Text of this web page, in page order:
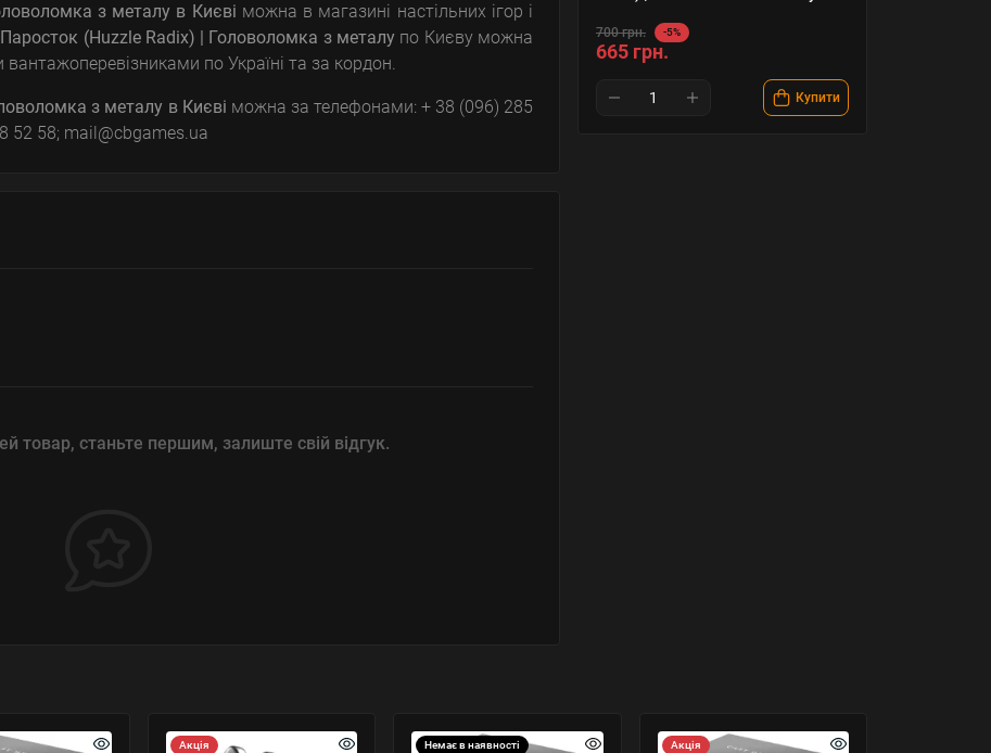
700 грн. -5%
665 грн.
Купити
з металу в Києві можна в магазині настільних ігор і
(Huzzle Radix) | Головоломка з металу по Києву можна
по Україні та за кордон.
з металу в Києві можна за телефонами: + 38 (096) 285
52 58; mail@cbgames.ua
товар, станьте першим, залиште свій відгук.
Акція Немає в наявності Акція